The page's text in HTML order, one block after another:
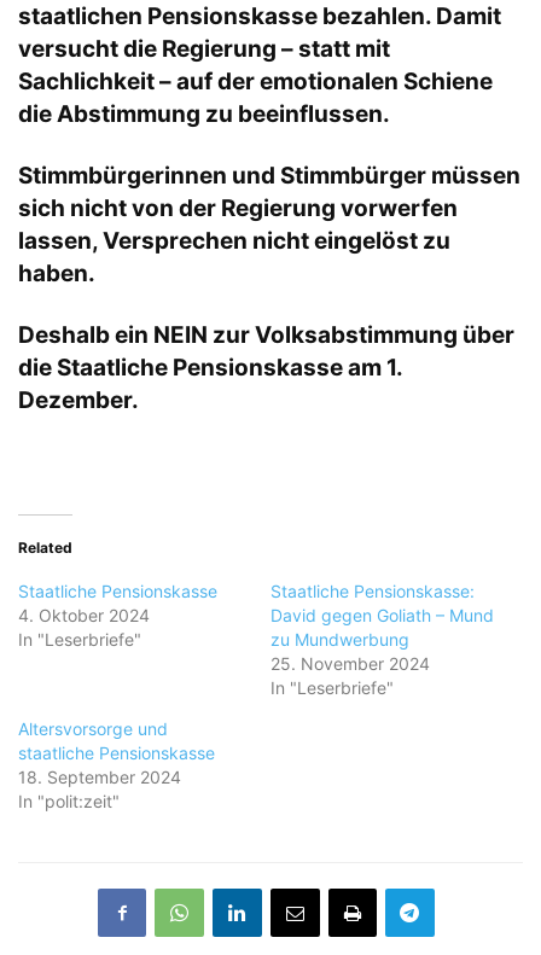
staatlichen Pensionskasse bezahlen. Damit
versucht die Regierung – statt mit
Sachlichkeit – auf der emotionalen Schiene
die Abstimmung zu beeinflussen.
Stimmbürgerinnen und Stimmbürger müssen
sich nicht von der Regierung vorwerfen
lassen, Versprechen nicht eingelöst zu
haben.
Deshalb ein NEIN zur Volksabstimmung über
die Staatliche Pensionskasse am 1.
Dezember.
Related
Staatliche Pensionskasse
4. Oktober 2024
In "Leserbriefe"
Staatliche Pensionskasse:
David gegen Goliath – Mund
zu Mundwerbung
25. November 2024
In "Leserbriefe"
Altersvorsorge und
staatliche Pensionskasse
18. September 2024
In "polit:zeit"